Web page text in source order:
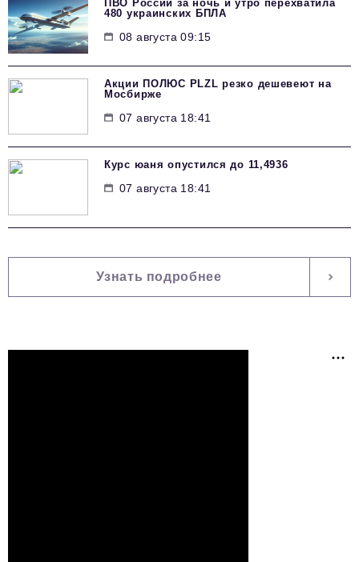
ПВО России за ночь и утро перехватила
480 украинских БПЛА
08 августа 09:15
Акции ПОЛЮС PLZL резко дешевеют на
Мосбирже
07 августа 18:41
Курс юаня опустился до 11,4936
07 августа 18:41
Узнать подробнее